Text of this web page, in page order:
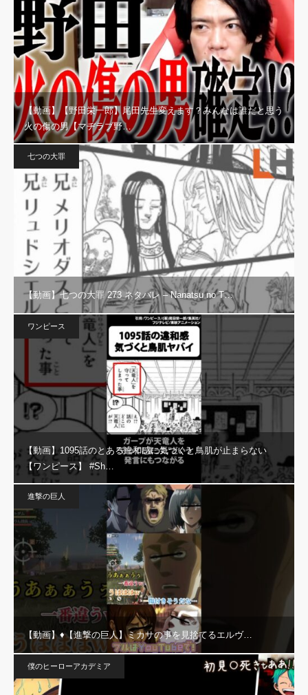
【動画】【野田栄一郎】尾田先生変えます？みんなは誰だと思う
火の傷の男【マヂラブ野…
七つの大罪
【動画】七つの大罪 273 ネタバレ – Nanatsu no T…
ワンピース
【動画】1095話のとある違和感に気づくと鳥肌が止まらない
【ワンピース】 #Sh…
進撃の巨人
【動画】♦️【進撃の巨人】ミカサの事を見捨てるエルヴ…
僕のヒーローアカデミア